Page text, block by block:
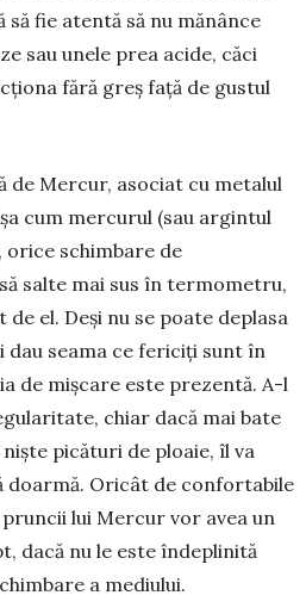
să fie atentă să nu mănânce
sau unele prea acide, căci
fără greș față de gustul
de Mercur, asociat cu metalul
cum mercurul (sau argintul
orice schimbare de
salte mai sus în termometru,
de el. Deși nu se poate deplasa
seama ce fericiți sunt în
de mișcare este prezentă. A-l
chiar dacă mai bate
picături de ploaie, îl va
doarmă. Oricât de con­fortabile
lui Mercur vor avea un
dacă nu le este îndeplinită
a mediului.